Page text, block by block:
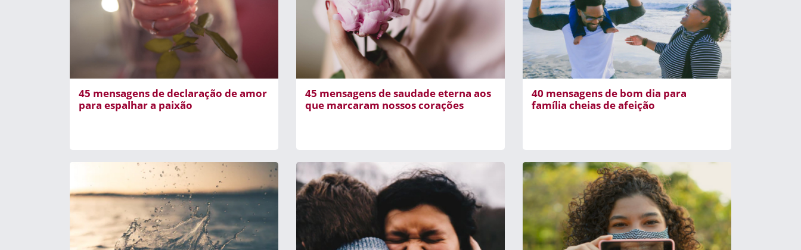
45 mensagens de declaração de amor
para espalhar a paixão
45 mensagens de saudade eterna aos
que marcaram nossos corações
40 mensagens de bom dia para
família cheias de afeição